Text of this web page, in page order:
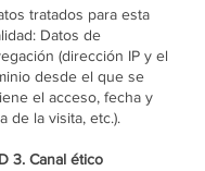
tratados para esta
Datos de
(dirección IP y el
desde el que se
el acceso, fecha y
de la visita, etc.).
3. Canal ético